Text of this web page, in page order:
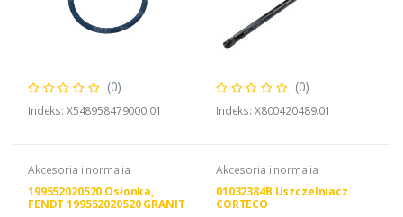
(0)
Indeks: X548958479000.01
(0)
Indeks: X800420489.01
Akcesoria i normalia
199552020520 Osłonka,
FENDT 199552020520 GRANIT
Akcesoria i normalia
01032384B Uszczelniacz
CORTECO